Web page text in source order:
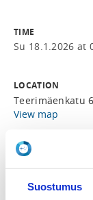
Suostumus
TIME
Su 18.1.2026 at
LOCATION
Teerimäenkatu
View map
LOCALITY
Hyvinkää